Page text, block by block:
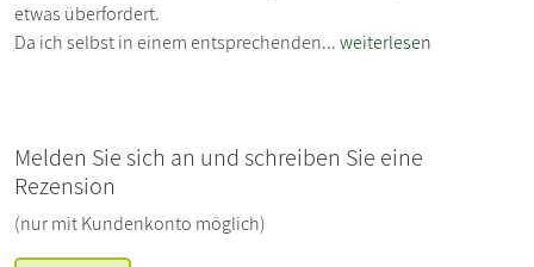
etwas überfordert.
Da ich selbst in einem entsprechenden...weiterlesen
Melden Sie sich an und schreiben Sie eine
Rezension
(nur mit Kundenkonto möglich)